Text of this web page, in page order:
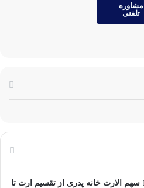
مشاوره
تلفنی
صفر تا 100 سهم الارث خانه پدری از تقسیم ارث تا